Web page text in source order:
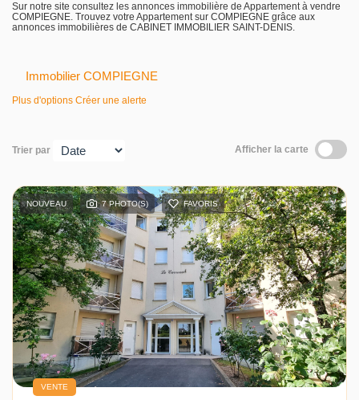
Sur notre site consultez les annonces immobilière de Appartement à vendre
COMPIEGNE. Trouvez votre Appartement sur COMPIEGNE grâce aux
annonces immobilières de CABINET IMMOBILIER SAINT-DENIS.
Immobilier COMPIEGNE
Plus d'options Créer une alerte
Trier par Afficher la carte
NOUVEAU 7 PHOTO(S) FAVORIS
VENTE